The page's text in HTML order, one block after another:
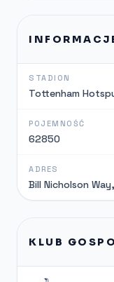
STADION
Tottenham
POJEMNOŚĆ
62850
ADRES
Bill Nicholson
KLUB